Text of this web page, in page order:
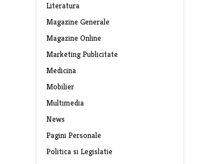
Literatura
Magazine Generale
Magazine Online
Marketing Publicitate
Medicina
Mobilier
Multimedia
News
Pagini Personale
Politica si Legislatie